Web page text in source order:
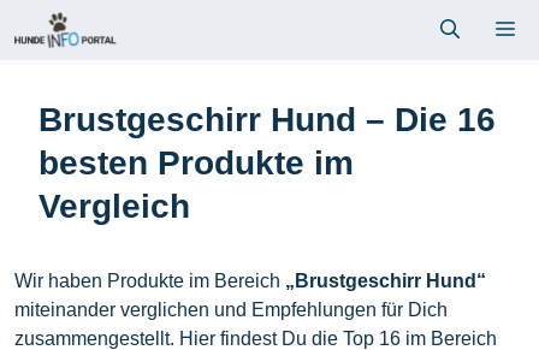
Inhalt
Brustgeschirr Hund – Die 16
besten Produkte im
Vergleich
Wir haben Produkte im Bereich „Brustgeschirr Hund“
miteinander verglichen und Empfehlungen für Dich
zusammengestellt. Hier findest Du die Top 16 im Bereich